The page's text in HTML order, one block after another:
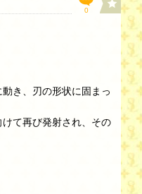
0
き、刃の形状に固まっ
て再び発射され、その